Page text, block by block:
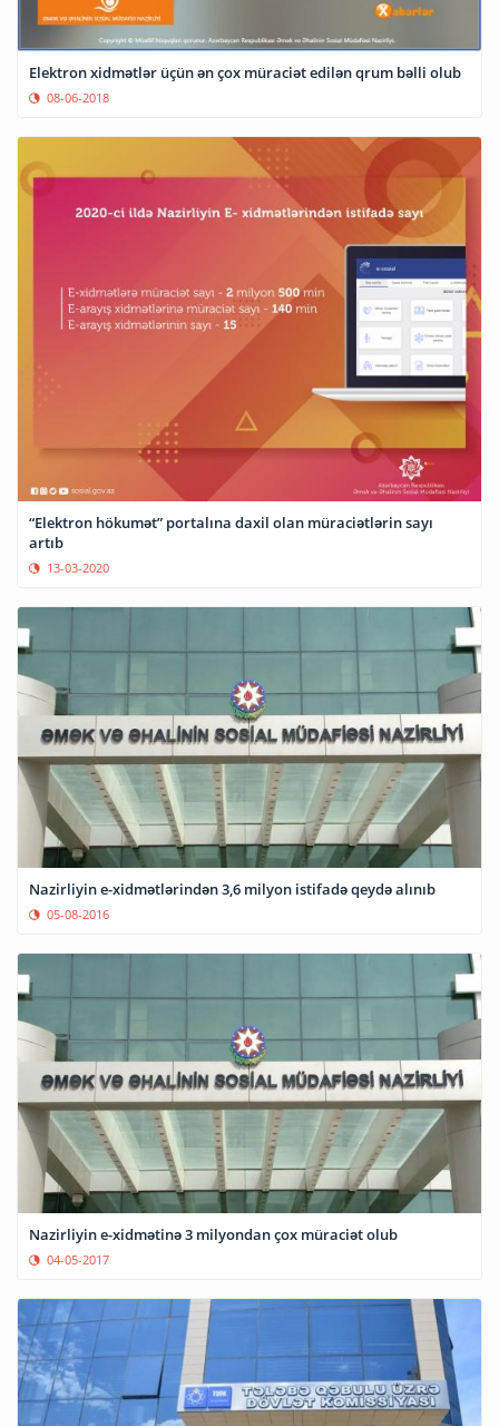
Elektron xidmətlər üçün ən çox müraciət edilən qrum bəlli olub
08-06-2018
“Elektron hökumət” portalına daxil olan müraciətlərin sayı
artıb
13-03-2020
Nazirliyin e-xidmətlərindən 3,6 milyon istifadə qeydə alınıb
05-08-2016
Nazirliyin e-xidmətinə 3 milyondan çox müraciət olub
04-05-2017